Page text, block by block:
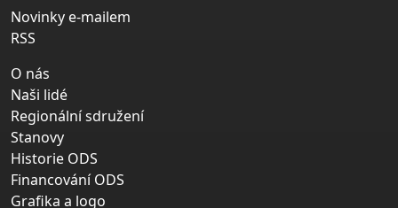
Novinky e-mailem
RSS
O nás
Naši lidé
Regionální sdružení
Stanovy
Historie ODS
Financování ODS
Grafika a logo